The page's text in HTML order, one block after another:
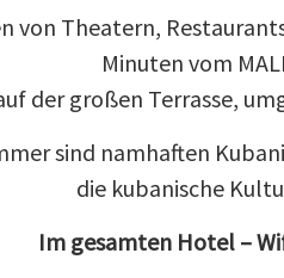
von Theatern,
Minuten vom
der großen Terrasse,
sind namhaften
die kubanische
Im gesamten Hotel –